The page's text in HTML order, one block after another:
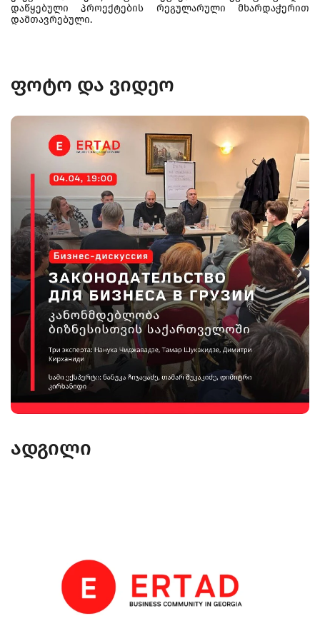
დაწყებული პროექტების რეგულარული მხარდაჭერით
დამთავრებული.
ფოტო და ვიდეო
ადგილი